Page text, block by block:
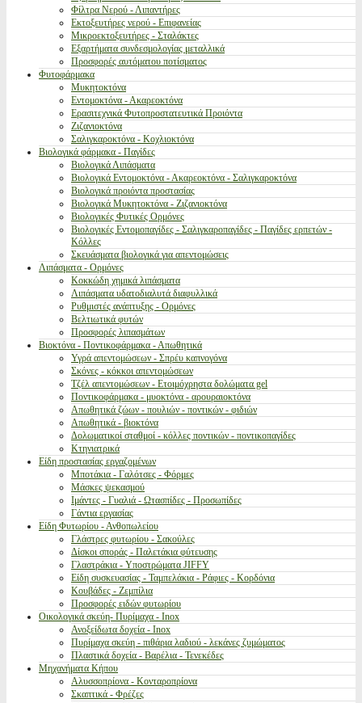
Φίλτρα Νερού - Λιπαντήρες
Εκτοξευτήρες νερού - Επιφανείας
Μικροεκτοξευτήρες - Σταλάκτες
Εξαρτήματα συνδεσμολογίας μεταλλικά
Προσφορές αυτόματου ποτίσματος
Φυτοφάρμακα
Μυκητοκτόνα
Εντομοκτόνα - Ακαρεοκτόνα
Ερασιτεχνικά Φυτοπροστατευτικά Προιόντα
Ζιζανιοκτόνα
Σαλιγκαροκτόνα - Κοχλιοκτόνα
Βιολογικά φάρμακα - Παγίδες
Βιολογικά Λιπάσματα
Βιολογικά Εντομοκτόνα - Ακαρεοκτόνα - Σαλιγκαροκτόνα
Βιολογικά προιόντα προστασίας
Βιολογικά Μυκητοκτόνα - Ζιζανιοκτόνα
Βιολογικές Φυτικές Ορμόνες
Βιολογικές Εντομοπαγίδες - Σαλιγκαροπαγίδες - Παγίδες ερπετών -
Κόλλες
Σκευάσματα βιολογικά για απεντομώσεις
Λιπάσματα - Ορμόνες
Κοκκώδη χημικά λιπάσματα
Λιπάσματα υδατοδιαλυτά διαφυλλικά
Ρυθμιστές ανάπτυξης - Ορμόνες
Βελτιωτικά φυτών
Προσφορές λιπασμάτων
Βιοκτόνα - Ποντικοφάρμακα - Απωθητικά
Υγρά απεντομώσεων - Σπρέυ καπνογόνα
Σκόνες - κόκκοι απεντομώσεων
Τζέλ απεντομώσεων - Ετοιμόχρηστα δολώματα gel
Ποντικοφάρμακα - μυοκτόνα - αρουραιοκτόνα
Απωθητικά ζώων - πουλιών - ποντικών - φιδιών
Απωθητικά - βιοκτόνα
Δολωματικοί σταθμοί - κόλλες ποντικών - ποντικοπαγίδες
Κτηνιατρικά
Είδη προστασίας εργαζομένων
Μποτάκια - Γαλότσες - Φόρμες
Μάσκες ψεκασμού
Ιμάντες - Γυαλιά - Ωτασπίδες - Προσωπίδες
Γάντια εργασίας
Είδη Φυτωρίου - Ανθοπωλείου
Γλάστρες φυτωρίου - Σακούλες
Δίσκοι σποράς - Παλετάκια φύτευσης
Γλαστράκια - Υποστρώματα JIFFY
Είδη συσκευασίας - Ταμπελάκια - Ράφιες - Κορδόνια
Κουβάδες - Ζεμπίλια
Προσφορές ειδών φυτωρίου
Οικολογικά σκεύη- Πυρίμαχα - Inox
Ανοξείδωτα δοχεία - Inox
Πυρίμαχα σκεύη - πιθάρια λαδιού - λεκάνες ζυμώματος
Πλαστικά δοχεία - Βαρέλια - Τενεκέδες
Μηχανήματα Κήπου
Αλυσσοπρίονα - Κονταροπρίονα
Σκαπτικά - Φρέζες